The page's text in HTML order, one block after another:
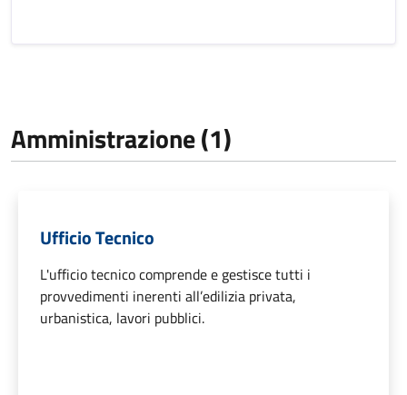
Amministrazione (1)
Ufficio Tecnico
L'ufficio tecnico comprende e gestisce tutti i
provvedimenti inerenti all’edilizia privata,
urbanistica, lavori pubblici.